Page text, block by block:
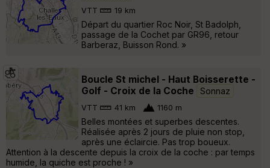
VTT 19 km
Départ du quartier Roc Noir, St Badolph,
passage de la Cochet par GR96, retour
Barberaz, Buisson Rond. »
Boucle St michel - Haut Boisserette -
Golf - Croix de la Coche
Sonnaz
VTT 41 km 1160 m
Belles montées et superbes descentes.
Réalisée après 2 jours de pluie non stop,
après une éclaircie. Pas trop boueux.
Attention à la descente depuis la croix de la coche : par temps
humide, la quiche est proche ! »